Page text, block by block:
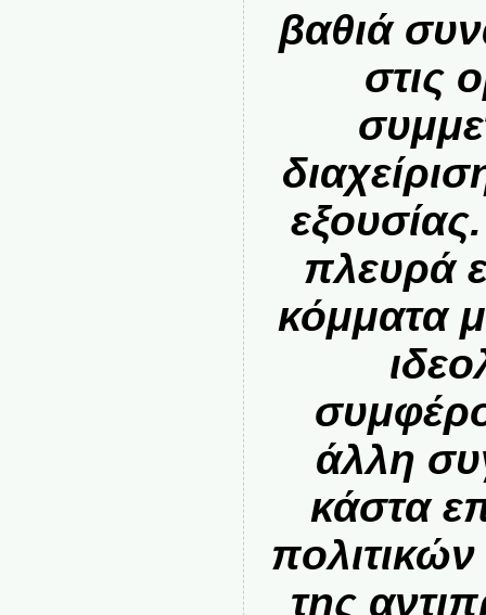
βαθιά
στις
πλευρά
κόμματα
άλλη
κάστα
της